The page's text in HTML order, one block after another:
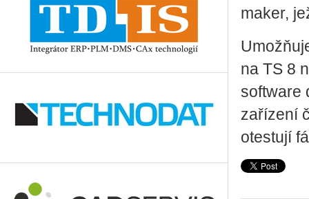
maker,
na TS 8
software
zařízení
otestují